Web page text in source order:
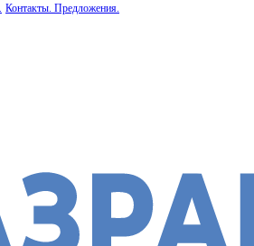
Контакты. Предложения.